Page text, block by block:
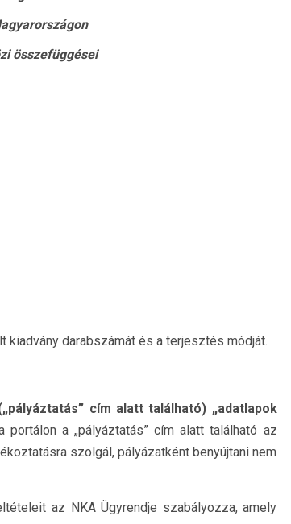
összefüggései
darabszámát és a terjesztés módját.
cím alatt található) „adatlapok
portálon a „pályáztatás” cím alatt található az
szolgál, pályázatként benyújtani nem
az NKA Ügyrendje szabályozza, amely